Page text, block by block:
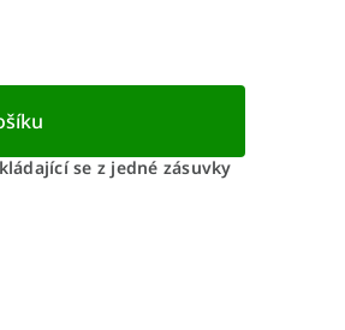
se z jedné zásuvky